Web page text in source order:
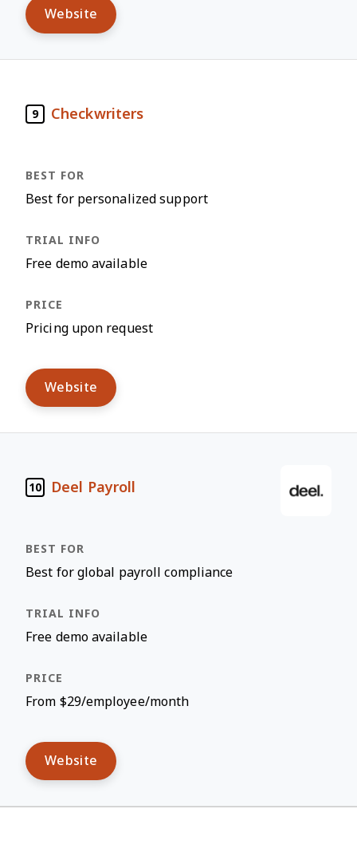
Website
9 Checkwriters
Best for personalized support
Free demo available
Pricing upon request
Website
10 Deel Payroll
Best for global payroll compliance
Free demo available
From $29/employee/month
Website